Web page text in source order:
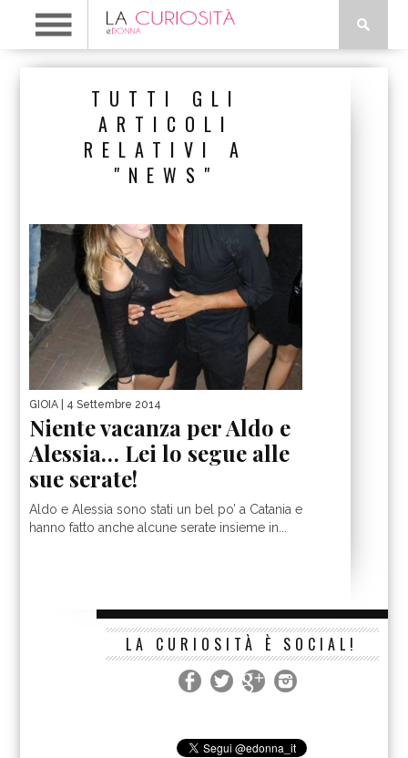
TUTTI GLI
ARTICOLI
RELATIVI A
"NEWS"
GIOIA | 4 Settembre 2014
Niente vacanza per Aldo e
Alessia… Lei lo segue alle
sue serate!
Aldo e Alessia sono stati un bel po’ a Catania e
hanno fatto anche alcune serate insieme in...
LA CURIOSITÀ È SOCIAL!